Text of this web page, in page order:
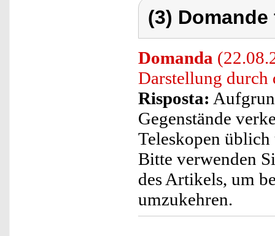
(3)
Domanda
Darstellung durch
Risposta:
Gegenstände
Teleskopen
Bitte verwenden
des Artikels, um
umzukehren.